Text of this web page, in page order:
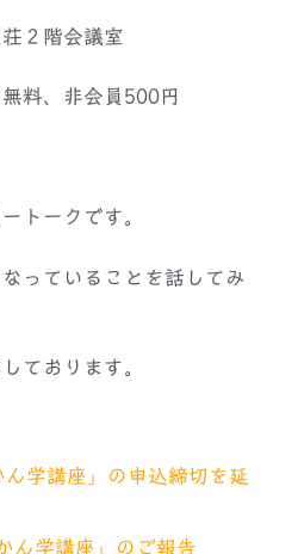
階会議室
、非会員500円
トークです。
っていることを話してみ
ております。
ん学講座」の申込締切を延
ん学講座」のご報告